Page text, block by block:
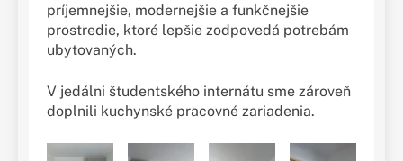
príjemnejšie, modernejšie a funkčnejšie
prostredie, ktoré lepšie zodpovedá potrebám
ubytovaných.
V jedálni študentského internátu sme zároveň
doplnili kuchynské pracovné zariadenia.